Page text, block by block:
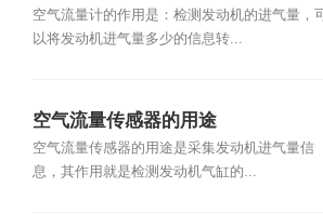
空气流量计的作用是：检测发动机的进气量，可
以将发动机进气量多少的信息转...
空气流量传感器的用途
空气流量传感器的用途是采集发动机进气量信
息，其作用就是检测发动机气缸的...